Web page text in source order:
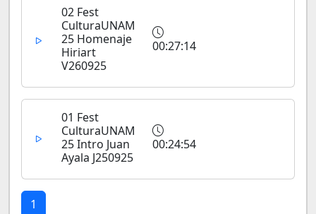
02 Fest
CulturaUNAM
25 Homenaje
Hiriart
V260925
00:27:14
01 Fest
CulturaUNAM
25 Intro Juan
Ayala J250925
00:24:54
1